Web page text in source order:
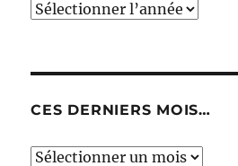
CES DERNIERS MOIS…
Ces